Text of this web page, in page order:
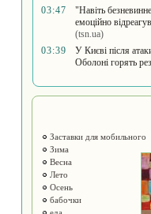
03:47
"Навіть
емоційно
(tsn.ua)
03:39
У Києві після
Оболоні горять
Заставки для мобильного
Зима
Весна
Лето
Осень
бабочки